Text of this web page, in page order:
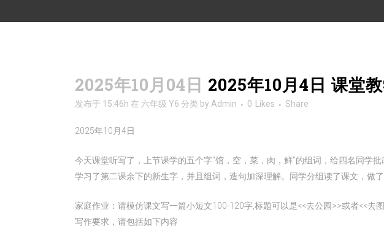
2025年10月04日 2025年10月4日 课堂
发布于 15:46h 在 六年级 Y6 分类 by Admin 0 Likes Share
2025年10月4日
今天课堂听写了，上节课学的五个字“馆，空，菜，肉，鲜”的组词，给四名同学批
学习了第二课余下的新生字，并且组词，造句加深理解。同学分组读了课文，做
家庭作业：请模仿课文写一篇小短文100-120字,标题可以是<<去公园>>或者<<去图
写作要求，请包括如下内容